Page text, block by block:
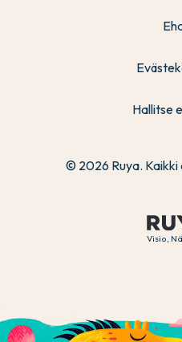
Visio,
Hallitse
© 2026 Ruya.